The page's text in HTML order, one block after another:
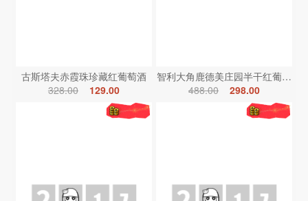
古斯塔夫赤霞珠珍藏红葡萄酒
328.00
129.00
智利大角鹿德美庄园半干红葡萄酒
488.00
298.00